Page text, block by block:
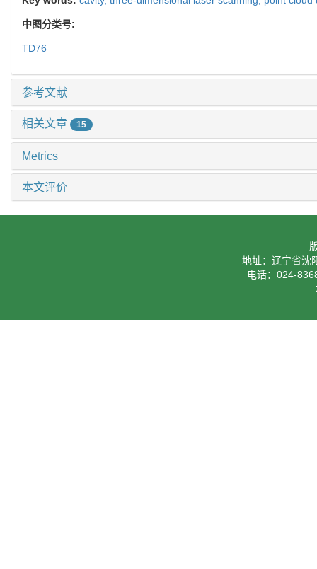
中图分类号:
TD76
参考文献
相关文章 15
Metrics
本文评价
地址：辽宁省沈
电话：024-